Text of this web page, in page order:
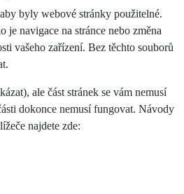
byly webové stránky použitelné.
navigace na stránce nebo změna
vašeho zařízení. Bez těchto souborů
ale část stránek se vám nemusí
dokonce nemusí fungovat. Návody
najdete zde: